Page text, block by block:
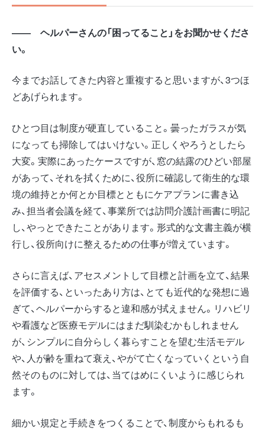
―― ヘルパーさんの「困ってること」をお聞かせくださ
い。
今までお話してきた内容と重複すると思いますが、3つほ
どあげられます。
ひとつ目は制度が硬直していること。曇ったガラスが気
になっても掃除してはいけない。正しくやろうとしたら
大変。実際にあったケースですが、窓の結露のひどい部屋
があって、それを拭くために、役所に確認して衛生的な環
境の維持とか何とか目標とともにケアプランに書き込
み、担当者会議を経て、事業所では訪問介護計画書に明記
し、やっとできたことがあります。形式的な文書主義が横
行し、役所向けに整えるための仕事が増えています。
さらに言えば、アセスメントして目標と計画を立て、結果
を評価する、といったあり方は、とても近代的な発想に過
ぎて、ヘルパーからすると違和感が拭えません。リハビリ
や看護など医療モデルにはまだ馴染むかもしれません
が、シンプルに自分らしく暮らすことを望む生活モデル
や、人が齢を重ねて衰え、やがて亡くなっていくという自
然そのものに対しては、当てはめにくいように感じられ
ます。
細かい規定と手続きをつくることで、制度からもれるも